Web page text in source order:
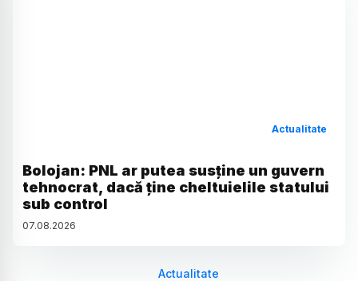
Actualitate
Bolojan: PNL ar putea susține un guvern
tehnocrat, dacă ține cheltuielile statului
sub control
07.08.2026
Actualitate